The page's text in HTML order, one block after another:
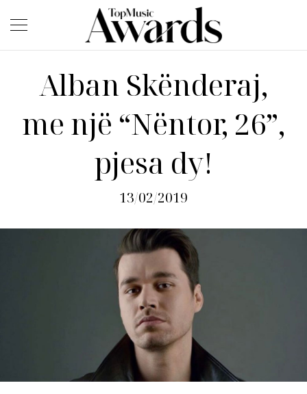
Alban Skënderaj,
me një “Nëntor, 26”,
pjesa dy!
13/02/2019